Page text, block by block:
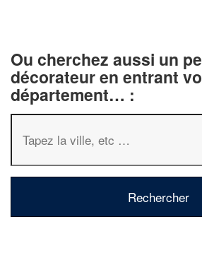
Ou cherchez aussi un
décorateur en entrant
département… :
✕